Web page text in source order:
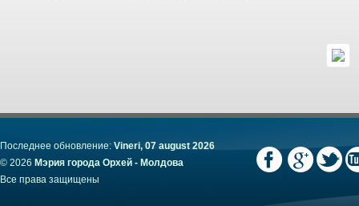
Последнее обновление: Vineri, 07 august 2026
© 2026 Мэрия города Орхей - Молдова
Все права защищены